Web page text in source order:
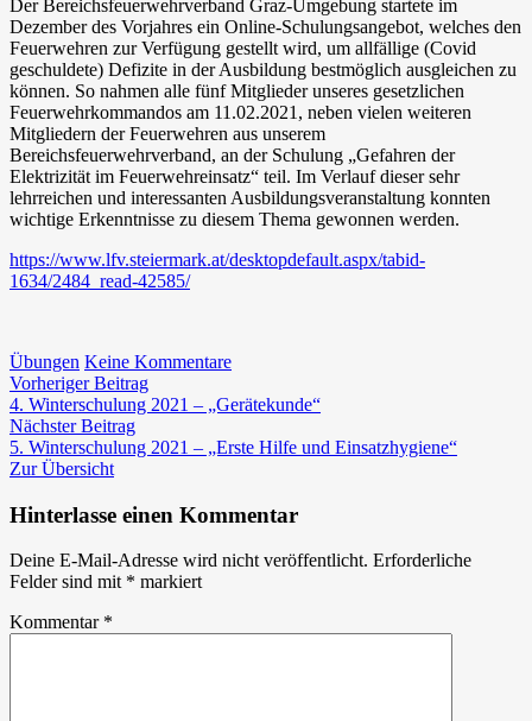
„Gefahren
Elektrizität“
des
BFV
Graz-
Umgebung
Der Bereichsfeuerwehrverband Graz-Umgebung startete im
Dezember des Vorjahres ein Online-Schulungsangebot, welches den
Feuerwehren zur Verfügung gestellt wird, um allfällige (Covid
geschuldete) Defizite in der Ausbildung bestmöglich ausgleichen zu
können. So nahmen alle fünf Mitglieder unseres gesetzlichen
Feuerwehrkommandos am 11.02.2021, neben vielen weiteren
Mitgliedern der Feuerwehren aus unserem
Bereichsfeuerwehrverband, an der Schulung „Gefahren der
Elektrizität im Feuerwehreinsatz“ teil. Im Verlauf dieser sehr
lehrreichen und interessanten Ausbildungsveranstaltung konnten
wichtige Erkenntnisse zu diesem Thema gewonnen werden.
https://www.lfv.steiermark.at/desktopdefault.aspx/tabid-
1634/2484_read-42585/
Übungen Keine Kommentarezu
„Gefahren
des
Umgebung
Beitragsnavigation
Vorheriger BeitragVorheriger
Beitrag:
4. Winterschulung 2021 – „Gerätekunde“
Nächster BeitragNächster
Beitrag:
5. Winterschulung 2021 – „Erste Hilfe und Einsatzhygiene“
Zur Übersicht
Hinterlasse einen Kommentar
Deine E-Mail-Adresse wird nicht veröffentlicht. Erforderliche
Felder sind mit * markiert
Kommentar *